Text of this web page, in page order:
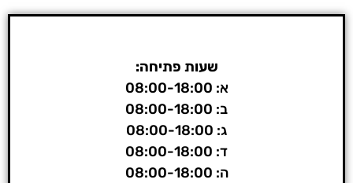
שעות פתיחה:
א: 08:00-18:00
ב: 08:00-18:00
ג: 08:00-18:00
ד: 08:00-18:00
ה: 08:00-18:00